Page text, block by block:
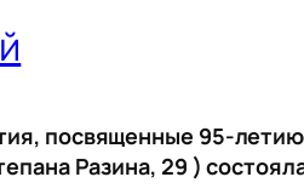
посвященные 95-
Разина, 29 )